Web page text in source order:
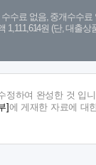
수료 없음, 중개수수
원 (단, 대출
정하여 완성한 것 입
] 에 게재한 자료에 대